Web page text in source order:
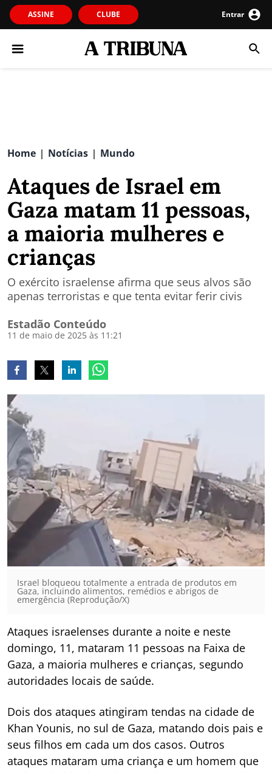
ASSINE CLUBE Entrar
Home | Notícias | Mundo
Ataques de Israel em
Gaza matam 11 pessoas,
a maioria mulheres e
crianças
O exército israelense afirma que seus alvos são
apenas terroristas e que tenta evitar ferir civis
Estadão Conteúdo
11 de maio de 2025 às 11:21
Israel bloqueou totalmente a entrada de produtos em
Gaza, incluindo alimentos, remédios e abrigos de
emergência (Reprodução/X)
Ataques israelenses durante a noite e neste
domingo, 11, mataram 11 pessoas na Faixa de
Gaza, a maioria mulheres e crianças, segundo
autoridades locais de saúde.
Dois dos ataques atingiram tendas na cidade de
Khan Younis, no sul de Gaza, matando dois pais e
seus filhos em cada um dos casos. Outros
ataques mataram uma criança e um homem que